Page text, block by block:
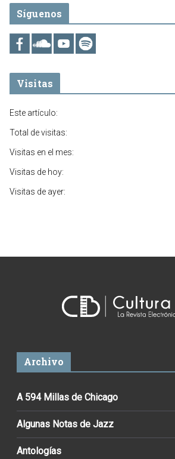
Síguenos
Visitas
Este artículo:
Total de visitas:
Visitas en el mes:
Visitas de hoy:
Visitas de ayer:
Archivo
A 594 Millas de Chicago
Algunas Notas de Jazz
Antologías